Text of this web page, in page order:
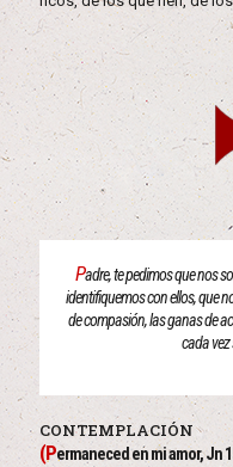
Padre, te pedimos que nos
identifiquemos con ellos, que
de compasión, las ganas de
cada vez
CONTEMPLACIÓN
(Permaneced en mi amor, Jn